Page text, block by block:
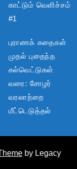
காட்டும் வெளிச்சம்
#1
புராணக் கதைகள்
முதல் புதைந்த
கல்வெட்டுகள்
வரை: சோழர்
வரலாற்றை
மீட்டெடுத்தல்
by Legacy